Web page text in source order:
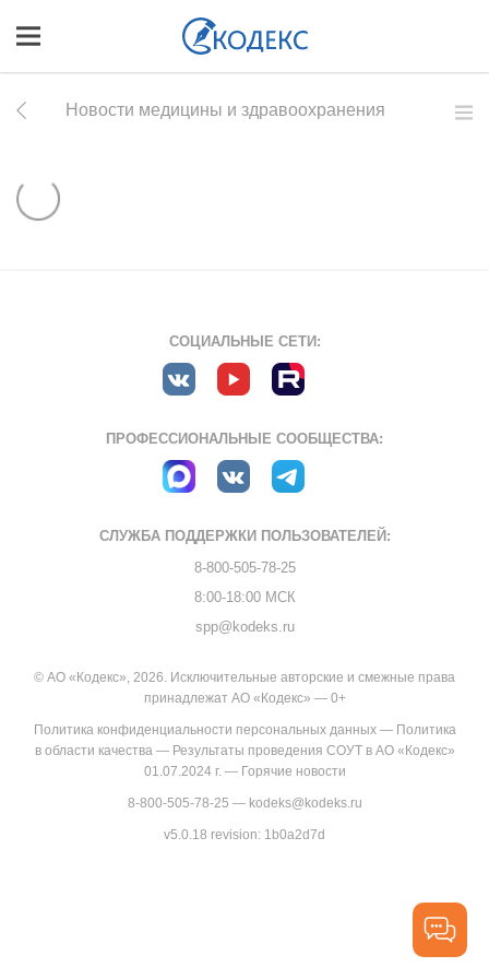
Новости медицины и здравоохранения
СОЦИАЛЬНЫЕ СЕТИ:
ПРОФЕССИОНАЛЬНЫЕ СООБЩЕСТВА:
СЛУЖБА ПОДДЕРЖКИ ПОЛЬЗОВАТЕЛЕЙ:
8-800-505-78-25
8:00-18:00 МСК
spp@kodeks.ru
© АО «Кодекс», 2026. Исключительные авторские и смежные права
принадлежат АО «Кодекс» — 0+
Политика конфиденциальности персональных данных— Политика
в области качества— Результаты проведения СОУТ в АО «Кодекс»
01.07.2024 г.— Горячие новости
8-800-505-78-25 — kodeks@kodeks.ru
v5.0.18 revision: 1b0a2d7d